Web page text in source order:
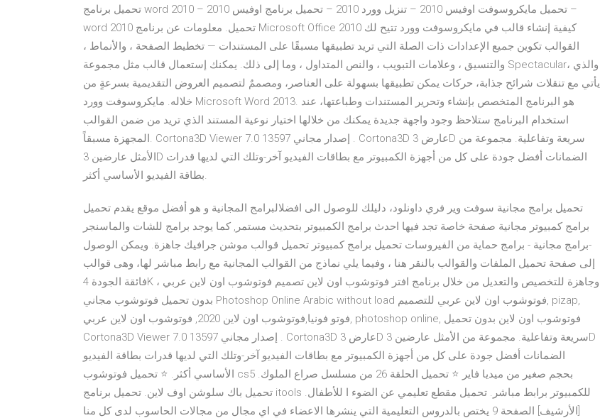
تحميل برنامج word 2010 – تحميل مايكروسوفت اوفيس 2010 – تنزيل وورد 2010 – تحميل برنامج اوفيس 2010 –
word 2010 تحميل. معلومات عن برنامج Microsoft Office 2010 كيفية إنشاء قالب في مايكروسوفت وورد تتيح لك
القوالب تكوين جميع الإعدادات ذات الصلة التي تريد تطبيقها مسبقًا على المستندات — تخطيط الصفحة ، والأنماط ،
والتنسيق ، وعلامات التبويب ، والنص المتداول ، وما إلى ذلك. يمكنك إستعمال قالب مثل مجموعة Spectacular، والذي
يأتي مع تنقلات شرائح جذابة، حركات يمكن تطبيقها بسهولة على العناصر، ومصممٌ لتصميم العروض التقديمية بسرعةٍ من
خلاله. مايكروسوفت وورد Microsoft Word 2013. هو البرنامج المتخصص بإنشاء وتحرير المستندات وطباعتها، عند
استخدام البرنامج ستلاحظ وجود واجهة جديدة يمكنك من خلالها اختيار نوعية المستند الذي تريد من ضمن القوالب
المجهزة مسبقاً. Cortona3D Viewer 7.0 إصدار مجاني 13597 . Cortona3D عارض 3D سريعة وتفاعلية. مجموعة من
الأمثل عارضين 3D الضمانات أفضل جودة على كل من أجهزة الكمبيوتر مع بطاقات الفيديو آخر-وتلك التي لديها قدرات
بطاقة الفيديو الأساسي أكثر.
تحميل برامج مجانية سوفت وير فري داونلود، دليلك للوصول الى افضلالبرامج المجانية و هو أفضل موقع يقدم تحميل
برامج كمبيوتر مجانية صفحة خاصة تجد فيها احدث برامج الكمبيوتر بتحديث مستمر, كما يوجد برامج للشات والماسنجر
-برامج مجانية - برامج حماية من الفيروسات تحميل برامج كمبيوتر تحميل قوالب موشن جرافيك جاهزة. ويمكن الوصول
إلى صفحة تحميل الملفات والقوالب بالنقر هنا ، وفيما يلي نماذج من القوالب المجانية مع رابط مباشر لها، وهى قوالب
فائقة الجودة 4K ، وجاهزة للتخصيص والتعديل من خلال برنامج افتر فوتوشوب اون لاين تصميم فوتوشوب اون لاين عربي
بدون تحميل فوتوشوب مجاني Photoshop Online Arabic without load فوتوشوب اون لاين عربي للتصميم, pizap,
فوتو فونيا,فوتوشوب اون لاين 2020, فوتوشوب اون لاين عربي, photoshop online, فوتوشوب اون لاين بدون تحميل
Cortona3D Viewer 7.0 إصدار مجاني 13597 . Cortona3D عارض 3D سريعة وتفاعلية. مجموعة من الأمثل عارضين 3D
الضمانات أفضل جودة على كل من أجهزة الكمبيوتر مع بطاقات الفيديو آخر-وتلك التي لديها قدرات بطاقة الفيديو
الأساسي أكثر. ⭐ تحميل فوتوشوب cs5 بحجم صغير من ميديا فاير ⭐ تحميل الحلقة 26 من مسلسل صراع الملوك.
تحميل باك سلوشن اوف لاين. تحميل برنامج itools للكمبيوتر برابط مباشر. تحميل مقطع تعليمي عن الضوء ا للأطفال.
[الأرشيف] الصفحة 9 يختص بالدروس التعليمية التي ينشرها الاعضاء في اي مجال من مجالات الحاسوب لدى كل منا